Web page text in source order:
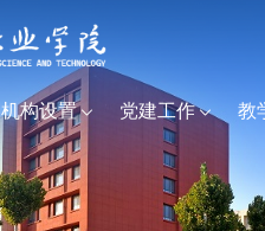
机构设置 党建工作 教